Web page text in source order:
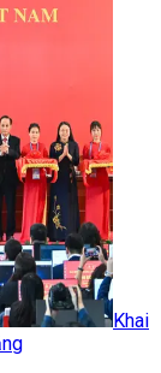
Khai